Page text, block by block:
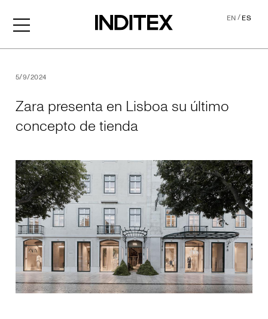
EN/ES
5/9/2024
Zara presenta en Lisboa su último
concepto de tienda